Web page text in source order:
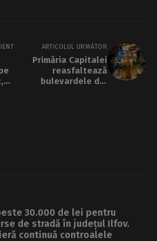
ARTICOLUL URMĂTOR
Primăria Capitalei
reasfaltează
bulevardele din
30.000 de lei pentru
de stradă în județul Ilfov.
continuă controalele